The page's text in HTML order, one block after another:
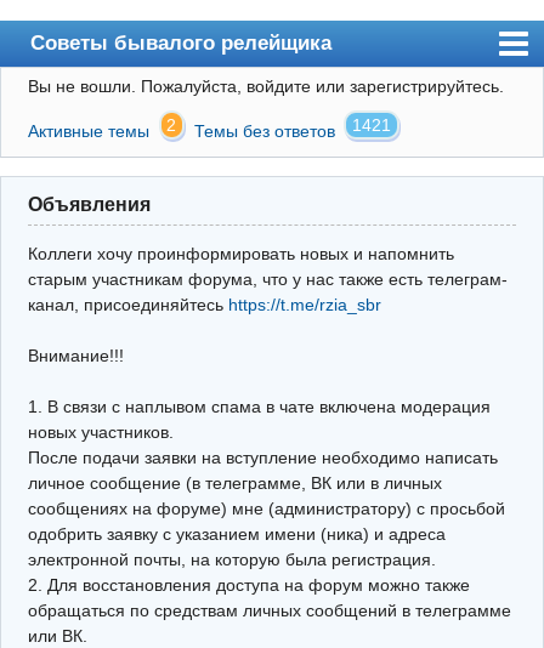
Советы бывалого релейщика
Форум
Правила
Поиск
Регистрация
Архив
Почта
Поиск релейщика
Видео РЗиА
Фотохостинг
Телеграм
Вы не вошли. Пожалуйста, войдите или зарегистрируйтесь.
Активные темы 2 Темы без ответов 1421
Объявления
Коллеги хочу проинформировать новых и напомнить
старым участникам форума, что у нас также есть телеграм-
канал, присоединяйтесь https://t.me/rzia_sbr
Внимание!!!
1. В связи с наплывом спама в чате включена модерация
новых участников.
После подачи заявки на вступление необходимо написать
личное сообщение (в телеграмме, ВК или в личных
сообщениях на форуме) мне (администратору) с просьбой
одобрить заявку с указанием имени (ника) и адреса
электронной почты, на которую была регистрация.
2. Для восстановления доступа на форум можно также
обращаться по средствам личных сообщений в телеграмме
или ВК.